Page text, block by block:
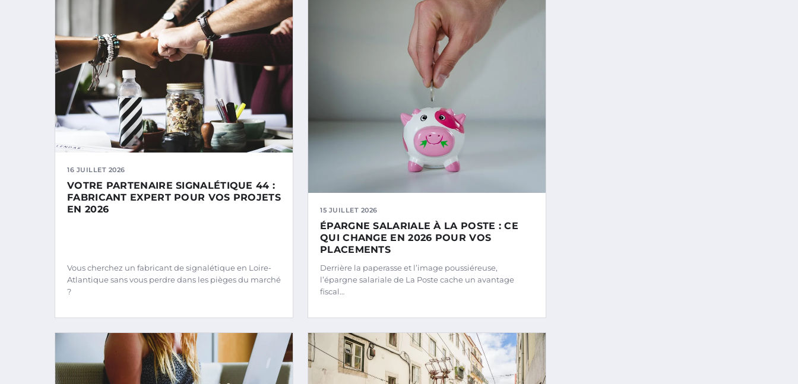
16 JUILLET 2026
VOTRE PARTENAIRE SIGNALÉTIQUE 44 :
FABRICANT EXPERT POUR VOS PROJETS
EN 2026
Vous cherchez un fabricant de signalétique en Loire-
Atlantique sans vous perdre dans les pièges du marché
?
15 JUILLET 2026
ÉPARGNE SALARIALE À LA POSTE : CE
QUI CHANGE EN 2026 POUR VOS
PLACEMENTS
Derrière la paperasse et l’image poussiéreuse,
l’épargne salariale de La Poste cache un avantage
fiscal…